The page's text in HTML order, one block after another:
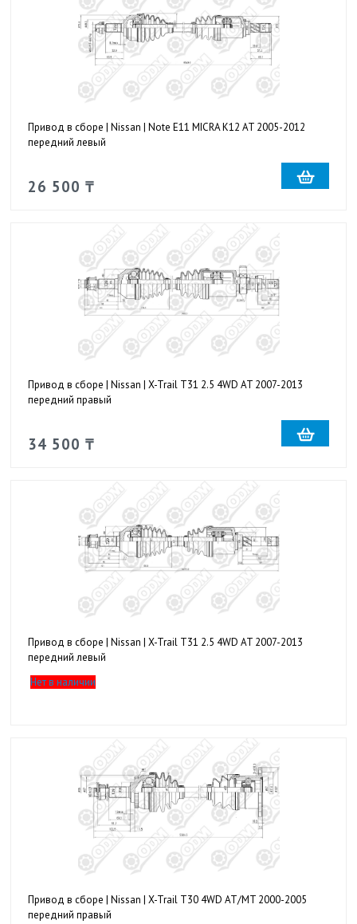
Привод в сборе | Nissan | Note E11 MICRA K12 AT 2005-2012
передний левый
26 500 ₸
Привод в сборе | Nissan | X-Trail T31 2.5 4WD AT 2007-2013
передний правый
34 500 ₸
Привод в сборе | Nissan | X-Trail T31 2.5 4WD AT 2007-2013
передний левый
Нет в наличии
Привод в сборе | Nissan | X-Trail T30 4WD AT/MT 2000-2005
передний правый